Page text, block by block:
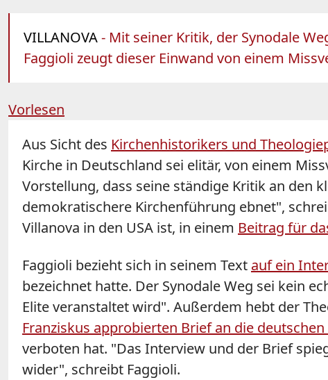
VILLANOVA- Mit seiner Kritik, der Synodale
Faggioli zeugt dieser Einwand von einem
Vorlesen
Aus Sicht des Kirchenhistorikers und
Kirche in Deutschland sei elitär, von einem
Vorstellung, dass seine ständige Kritik an den
demokratischere Kirchenführung ebnet",
Villanova in den USA ist, in einem Beitrag für
Faggioli bezieht sich in seinem Text auf ein
bezeichnet hatte. Der Synodale Weg sei kein
Elite veranstaltet wird". Außerdem hebt der
Franziskus approbierten Brief an die
verboten hat. "Das Interview und der Brief
wider", schreibt Faggioli.